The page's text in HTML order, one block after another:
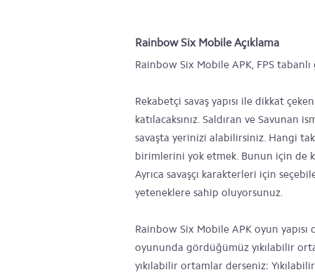
Rainbow Six Mobile Açıklama
Rainbow Six Mobile APK, FPS
Rekabetçi savaş yapısı ile dikkat
katılacaksınız. Saldıran ve Savunan
savaşta yerinizi alabilirsiniz. Hangi
birimlerini yok etmek. Bunun için de
Ayrıca savaşçı karakterleri için
yeteneklere sahip oluyorsunuz.
Rainbow Six Mobile APK oyun
oyununda gördüğümüz yıkılabilir
yıkılabilir ortamlar derseniz: